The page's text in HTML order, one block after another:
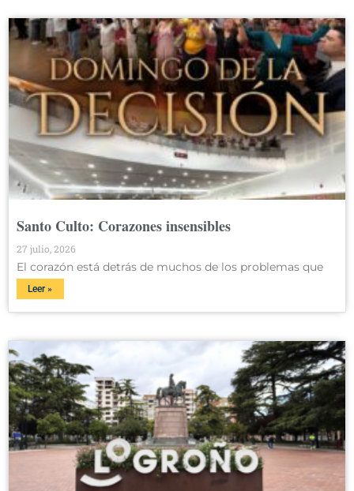
Santo Culto: Corazones insensibles
27 julio, 2026
El corazón está detrás de muchos de los problemas que
Leer »